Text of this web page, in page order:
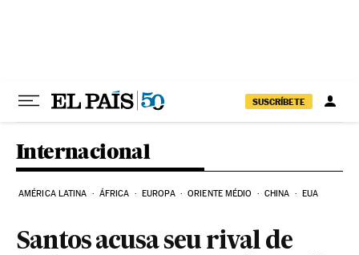
SUSCRÍBETE
Internacional
AMÉRICA LATINA ÁFRICA EUROPA ORIENTE MÉDIO CHINA EUA
Santos acusa seu rival de